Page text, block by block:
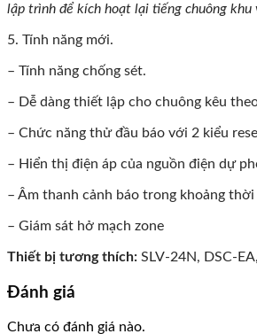
lập trình để kích hoạt lại tiếng chuông
5. Tính năng mới.
– Tính năng chống sét.
– Dễ dàng thiết lập cho chuông kêu
– Chức năng thử đầu báo với 2 kiểu
– Hiển thị điện áp của nguồn điện dự
– Âm thanh cảnh báo trong khoảng
– Giám sát hở mạch zone
Thiết bị tương thích: SLV-24N, DSC-
Đánh giá
Chưa có đánh giá nào.